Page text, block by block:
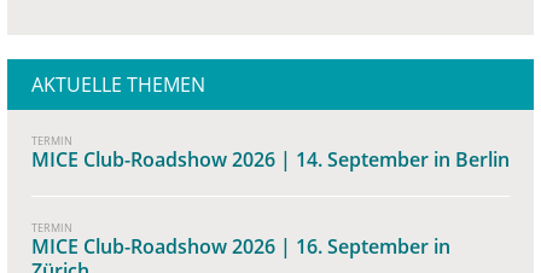
AKTUELLE THEMEN
TERMIN
MICE Club-Roadshow 2026 | 14. September in Berlin
TERMIN
MICE Club-Roadshow 2026 | 16. September in